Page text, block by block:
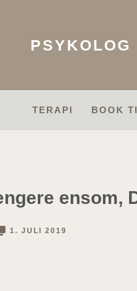
PSYKOLOG
TERAPI BOOK
ensom,
1. JULI 2019